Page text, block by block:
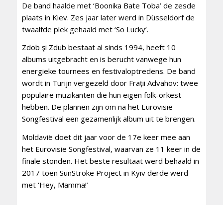
De band haalde met ‘Boonika Bate Toba’ de zesde
plaats in Kiev. Zes jaar later werd in Düsseldorf de
twaalfde plek gehaald met ‘So Lucky’.
Zdob şi Zdub bestaat al sinds 1994, heeft 10
albums uitgebracht en is berucht vanwege hun
energieke tournees en festivaloptredens. De band
wordt in Turijn vergezeld door Frații Advahov: twee
populaire muzikanten die hun eigen folk-orkest
hebben. De plannen zijn om na het Eurovisie
Songfestival een gezamenlijk album uit te brengen.
Moldavië doet dit jaar voor de 17e keer mee aan
het Eurovisie Songfestival, waarvan ze 11 keer in de
finale stonden. Het beste resultaat werd behaald in
2017 toen SunStroke Project in Kyiv derde werd
met ‘Hey, Mamma!’